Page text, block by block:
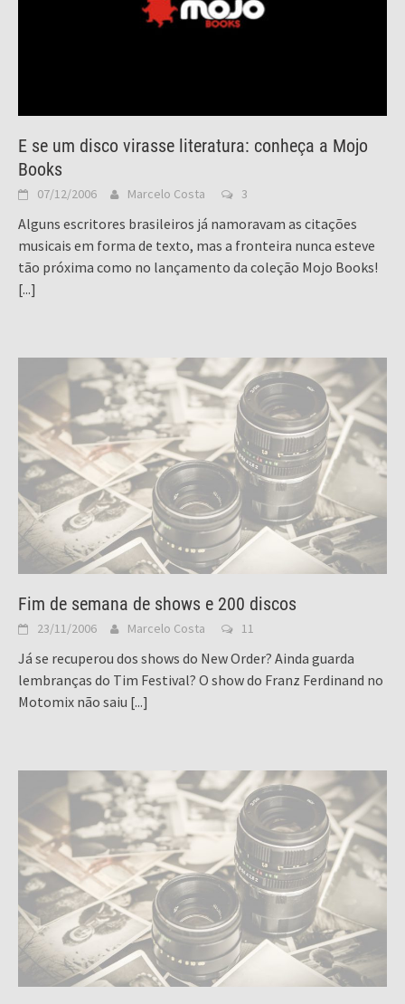
E se um disco virasse literatura: conheça a Mojo
Books
07/12/2006 Marcelo Costa 3
Alguns escritores brasileiros já namoravam as citações
musicais em forma de texto, mas a fronteira nunca esteve
tão próxima como no lançamento da coleção Mojo Books!
[...]
Fim de semana de shows e 200 discos
23/11/2006 Marcelo Costa 11
Já se recuperou dos shows do New Order? Ainda guarda
lembranças do Tim Festival? O show do Franz Ferdinand no
Motomix não saiu [...]